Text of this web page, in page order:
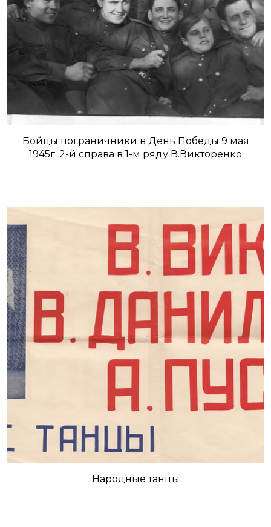
Бойцы пограничники в День Победы 9 мая
1945г. 2-й справа в 1-м ряду В.Викторенко
Народные танцы